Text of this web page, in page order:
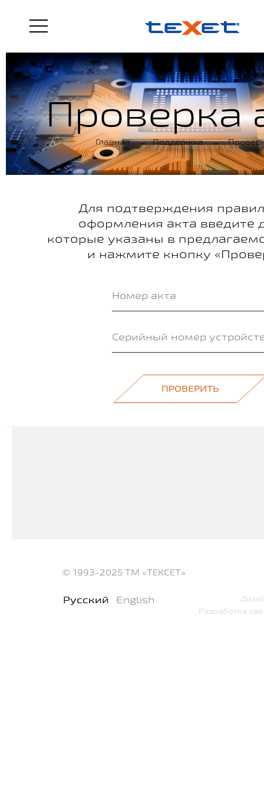
Проверка
Главная → Поддержка →
Для подтверждения
оформления акта введите
которые указаны в
и нажмите кнопку
ПРОВЕРИТЬ
Русский English
© 1993-2025 ТМ «ТЕКСЕТ»
Разработка